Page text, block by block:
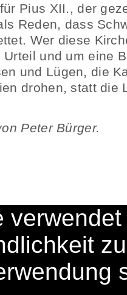
Pius XII., der
Reden, dass
Wer diese
und um eine
und Lügen, die
drohen, statt die
Peter Bürger.